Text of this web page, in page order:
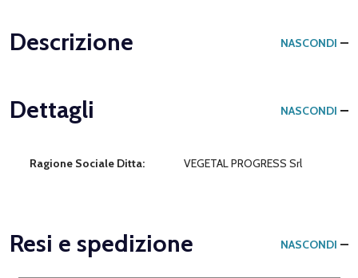
Descrizione NASCONDI
Dettagli NASCONDI
Ragione Sociale Ditta: VEGETAL PROGRESS Srl
Resi e spedizione NASCONDI